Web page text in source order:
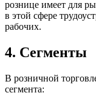
рознице имеет для
в этой сфере
рабочих.
4. Сегменты
В розничной
сегмента: